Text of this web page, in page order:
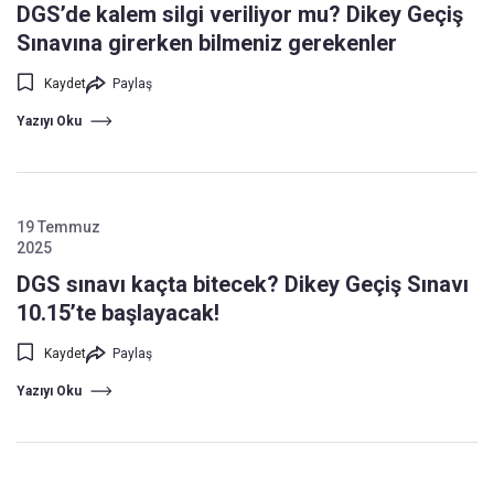
DGS’de kalem silgi veriliyor mu? Dikey Geçiş
Sınavına girerken bilmeniz gerekenler
Kaydet Paylaş
Yazıyı Oku
19 Temmuz
2025
DGS sınavı kaçta bitecek? Dikey Geçiş Sınavı
10.15’te başlayacak!
Kaydet Paylaş
Yazıyı Oku